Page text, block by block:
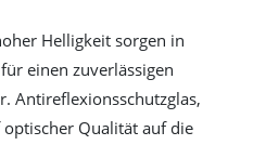
Helligkeit sorgen in
einen zuverlässigen
Antireflexionsschutzglas,
Qualität auf die